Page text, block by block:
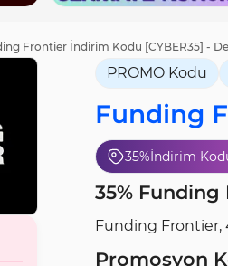
Frontier İndirim Kodu [CYBER35] -
PROMO Kodu
Funding
35%İndirim
35% Funding
Funding Frontier,
Promosyon